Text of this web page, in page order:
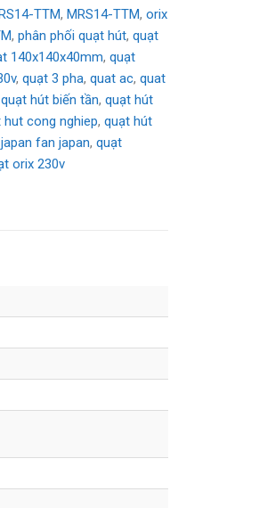
TTM,MRS14-TTM,orix
,phân phối quạt hút,quạt
140x140x40mm,quạt
,quạt 3 pha,quat ac,quat
quạt hút biến tần,quạt hút
hut cong nghiep,quạt hút
fan japan,quạt
orix 230v